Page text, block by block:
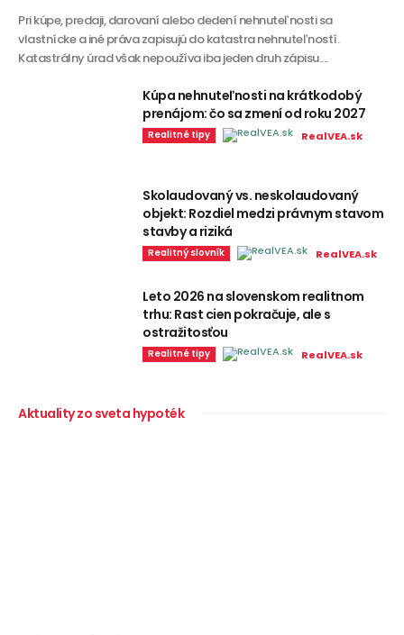
Pri kúpe, predaji, darovaní alebo dedení nehnuteľnosti sa
vlastnícke a iné práva zapisujú do katastra nehnuteľností.
Katastrálny úrad však nepoužíva iba jeden druh zápisu....
Kúpa nehnuteľnosti na krátkodobý
prenájom: čo sa zmení od roku 2027
Realitné tipy RealVEA.sk
Skolaudovaný vs. neskolaudovaný
objekt: Rozdiel medzi právnym stavom
stavby a riziká
Realitný slovník RealVEA.sk
Leto 2026 na slovenskom realitnom
trhu: Rast cien pokračuje, ale s
ostražitosťou
Realitné tipy RealVEA.sk
Aktuality zo sveta hypoték